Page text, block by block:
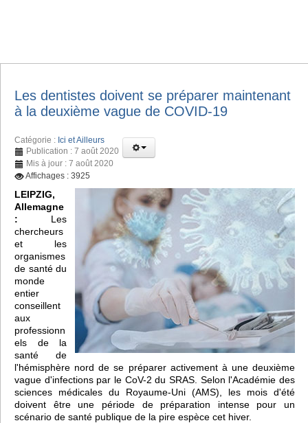
Les dentistes doivent se préparer maintenant
à la deuxième vague de COVID-19
Catégorie : Ici et Ailleurs
Publication : 7 août 2020
Mis à jour : 7 août 2020
Affichages : 3925
LEIPZIG,
Allemagne
: Les
chercheurs
et les
organismes
de santé du
monde
entier
conseillent
aux
professionn
els de la
santé de
l'hémisphère nord de se préparer activement à une deuxième
vague d'infections par le CoV-2 du SRAS. Selon l'Académie des
sciences médicales du Royaume-Uni (AMS), les mois d'été
doivent être une période de préparation intense pour un
scénario de santé publique de la pire espèce cet hiver.